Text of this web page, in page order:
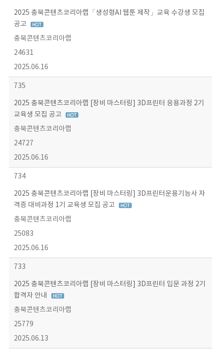
2025 충북콘텐츠코리아랩「생성형AI 웹툰 제작」교육 수강생 모집
공고
충북콘텐츠코리아랩
24631
2025.06.16
735
2025 충북콘텐츠코리아랩 [장비 마스터링] 3D프린터 응용과정 2기
교육생 모집 공고
충북콘텐츠코리아랩
24727
2025.06.16
734
2025 충북콘텐츠코리아랩 [장비 마스터링] 3D프린터운용기능사 자
격증 대비과정 1기 교육생 모집 공고
충북콘텐츠코리아랩
25083
2025.06.16
733
2025 충북콘텐츠코리아랩 [장비 마스터링] 3D프린터 입문 과정 2기
합격자 안내
충북콘텐츠코리아랩
25779
2025.06.13